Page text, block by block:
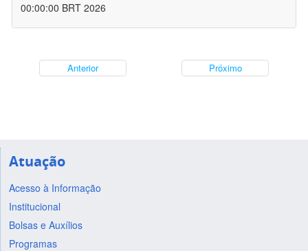
00:00:00 BRT 2026
Anterior Próximo
Atuação
Acesso à Informação
Institucional
Bolsas e Auxílios
Programas